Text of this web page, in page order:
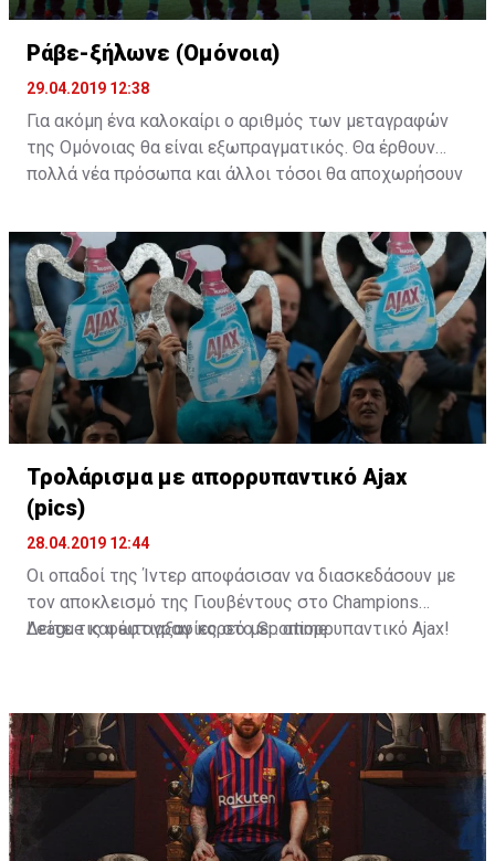
Ράβε-ξήλωνε (Ομόνοια)
29.04.2019 12:38
Για ακόμη ένα καλοκαίρι ο αριθμός των μεταγραφών
της Ομόνοιας θα είναι εξωπραγματικός. Θα έρθουν
πολλά νέα πρόσωπα και άλλοι τόσοι θα αποχωρήσουν
Τρολάρισμα με απορρυπαντικό Ajax
(pics)
28.04.2019 12:44
Οι οπαδοί της Ίντερ αποφάσισαν να διασκεδάσουν με
τον αποκλεισμό της Γιουβέντους στο Champions
League και έφτιαξαν κορεό με... απορρυπαντικό Ajax!
Δείτε τις φωτογραφίες στοSportime